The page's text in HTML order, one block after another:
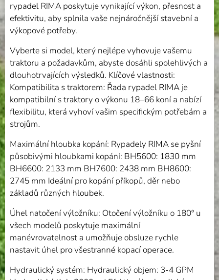
rypadel RIMA poskytuje vynikající výkon, přesnost a
efektivitu, aby splnila vaše nejnáročnější stavební a
výkopové potřeby.
Vyberte si model, který nejlépe vyhovuje vašemu
traktoru a požadavkům, abyste dosáhli spolehlivých a
dlouhotrvajících výsledků. Klíčové vlastnosti:
Kompatibilita s traktorem: Řada rypadel RIMA je
kompatibilní s traktory o výkonu 18–66 koní a nabízí
flexibilitu, která vyhoví vašim specifickým potřebám a
strojům.
Maximální hloubka kopání: Rypadely RIMA se pyšní
působivými hloubkami kopání: BH5600: 1830 mm
BH6600: 2133 mm BH7600: 2438 mm BH8600:
2745 mm Ideální pro kopání příkopů, děr nebo
základů různých hloubek.
Úhel natočení výložníku: Otočení výložníku o 180° u
všech modelů poskytuje maximální
manévrovatelnost a umožňuje obsluze rychle
nastavit úhel pro všestranné kopací operace.
Hydraulický systém: Hydraulický objem: 3-4 GPM